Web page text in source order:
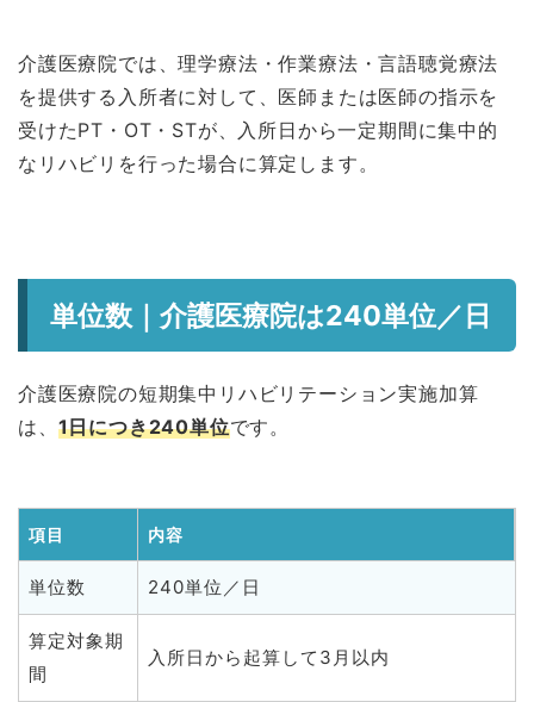
介護医療院では、理学療法・作業療法・言語聴覚療法
を提供する入所者に対して、医師または医師の指示を
受けたPT・OT・STが、入所日から一定期間に集中的
なリハビリを行った場合に算定します。
単位数｜介護医療院は240単位／日
介護医療院の短期集中リハビリテーション実施加算
は、 1日につき240単位です。
項目 内容
単位数 240単位／日
算定対象期
間
入所日から起算して3月以内